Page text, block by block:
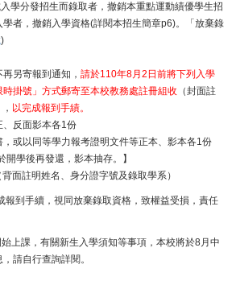
學分發招生而錄取者，撤銷本重點運動績優學生招
者，撤銷入學資格(詳閱本招生簡章p6)。「放棄錄
)
另寄報到通知， 請於110年8月2日前將下列入學
掛號」方式郵寄至本校教務處註冊組收 （封面註
以完成報到手績。
、反面影本各1份
或以同等學力報考證明文件等正本、影本各1份
開學後再發還，影本抽存。】
面註明姓名、身分證字號及錄取學系）
報到手續，視同放棄錄取資格，致權益受損，責任
上課，有關新生入學須知等事項，本校將於8月中
請自行查詢詳閱。